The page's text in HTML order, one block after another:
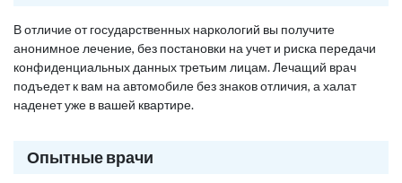
В отличие от государственных наркологий вы получите
анонимное лечение, без постановки на учет и риска передачи
конфиденциальных данных третьим лицам. Лечащий врач
подъедет к вам на автомобиле без знаков отличия, а халат
наденет уже в вашей квартире.
Опытные врачи